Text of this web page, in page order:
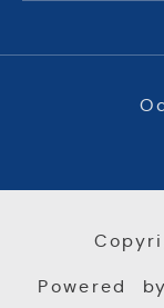
Powered